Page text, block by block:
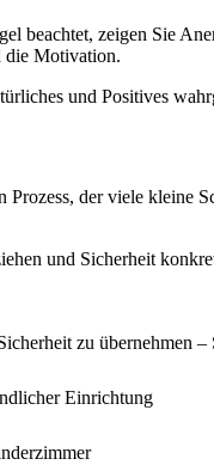
beachtet, zeigen Sie
die Motivation.
und Positives
der viele kleine
und Sicherheit
zu übernehmen
Einrichtung